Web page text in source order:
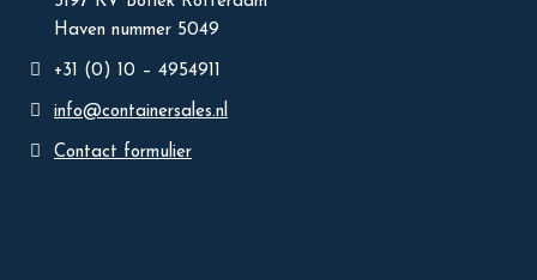
Haven nummer 5049
+31 (0) 10 – 4954911
info@containersales.nl
Contact formulier